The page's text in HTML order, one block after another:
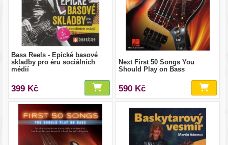
Bass Reels - Epické basové
skladby pro éru sociálních
médií
399 Kč
Next First 50 Songs You
Should Play on Bass
590 Kč